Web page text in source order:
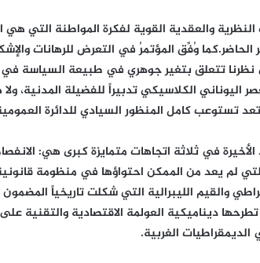
والعقدية القوية لفكرة المواطنة التي هي
وُفِّق المؤتمرُ في التعرض للرهانات
تتعلق بتغير جوهري في طبيعة السياسة في
الكلاسيكي تدبيراً للفضيلة المدنية،
تستوعب كامل المنظور السيادي للدائرة
في ثلاثة اتجاهات متمايزة كبرى هي:
لم يعد من الممكن احتواؤها في منظومة
والقيم الليبرالية التي شكلت تاريخياً
ديناميكية العولمة الاقتصادية والتقنية
الغربية.